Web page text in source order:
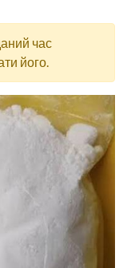
час
його.